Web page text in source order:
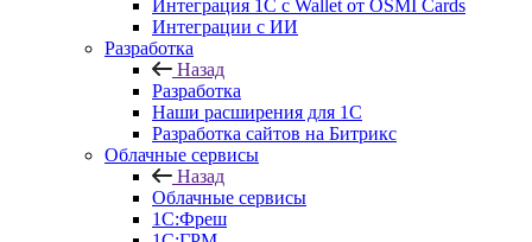
Интеграция 1С с Wallet от OSMI Cards
Интеграции с ИИ
Разработка
Назад
Разработка
Наши расширения для 1С
Разработка сайтов на Битрикс
Облачные сервисы
Назад
Облачные сервисы
1С:Фреш